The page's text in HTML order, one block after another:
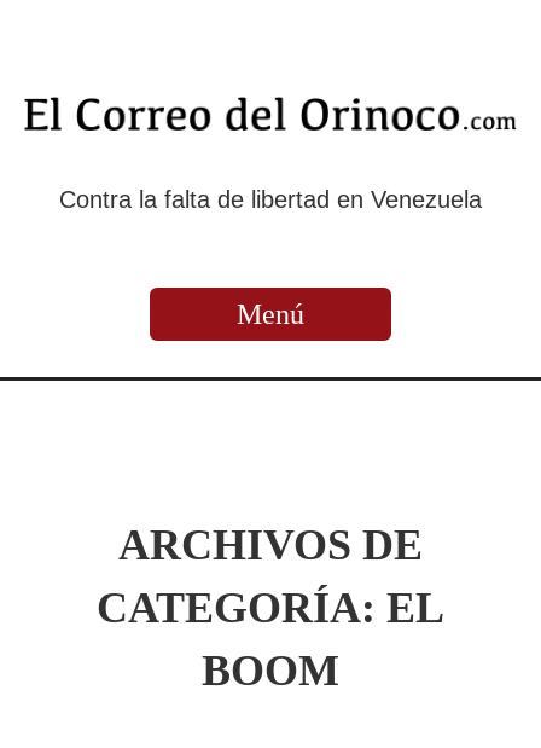
Contra la falta de libertad en Venezuela
Menú
ARCHIVOS DE
CATEGORÍA: EL
BOOM